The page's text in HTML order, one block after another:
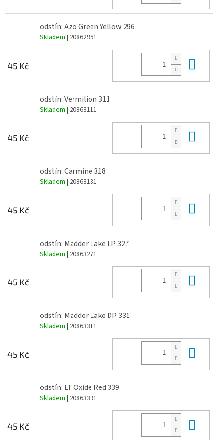
odstín: Azo Green Yellow 296
Skladem | 20862961
45 Kč
odstín: Vermilion 311
Skladem | 20863111
45 Kč
odstín: Carmine 318
Skladem | 20863181
45 Kč
odstín: Madder Lake LP 327
Skladem | 20863271
45 Kč
odstín: Madder Lake DP 331
Skladem | 20863311
45 Kč
odstín: LT Oxide Red 339
Skladem | 20863391
45 Kč